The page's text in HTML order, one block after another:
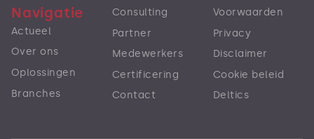
Navigatie
Actueel
Over ons
Oplossingen
Branches
Consulting
Partner
Medewerkers
Certificering
Contact
Voorwaarden
Privacy
Disclaimer
Cookie beleid
Deltics